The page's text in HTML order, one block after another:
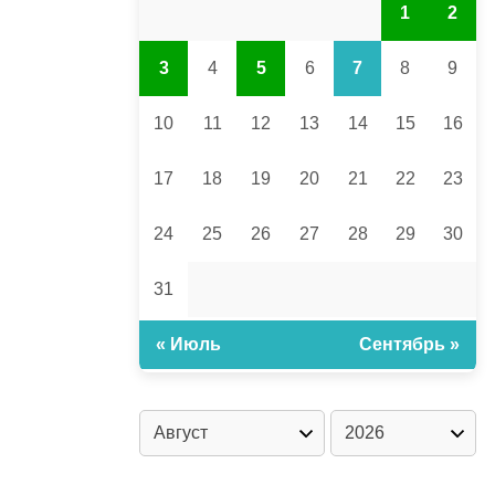
1 2
3 4 5 6 7 8 9
10 11 12 13 14 15 16
17 18 19 20 21 22 23
24 25 26 27 28 29 30
31
« Июль Сентябрь »